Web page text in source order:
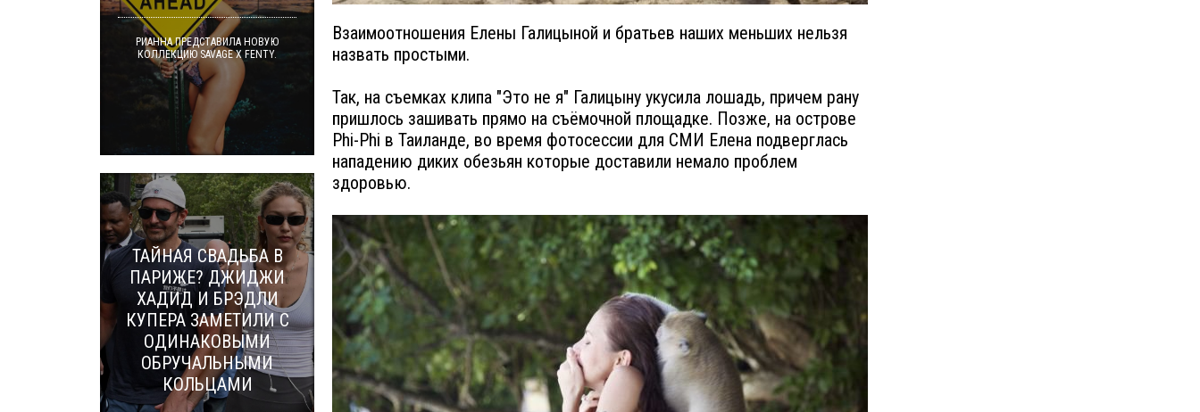
Взаимоотношения Елены Галицыной и братьев наших меньших нельзя
назвать простыми.
Так, на съемках клипа "Это не я" Галицыну укусила лошадь, причем рану
пришлось зашивать прямо на съёмочной площадке. Позже, на острове
Phi-Phi в Таиланде, во время фотосессии для СМИ Елена подверглась
нападению диких обезьян которые доставили немало проблем
здоровью.
РИАННА ПРЕДСТАВИЛА НОВУЮ
КОЛЛЕКЦИЮ SAVAGE X FENTY.
ТАЙНАЯ СВАДЬБА В
ПАРИЖЕ? ДЖИДЖИ
ХАДИД И БРЭДЛИ
КУПЕРА ЗАМЕТИЛИ С
ОДИНАКОВЫМИ
ОБРУЧАЛЬНЫМИ
КОЛЬЦАМИ